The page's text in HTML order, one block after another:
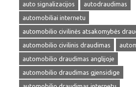
auto signalizacijos
autodraudimas
automobiliai internetu
automobilio civilinės atsakomybės
automobilio civilinis draudimas
automobilio draudimas anglijoje
automobilio draudimas gjensidige